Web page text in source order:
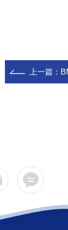
上一篇：